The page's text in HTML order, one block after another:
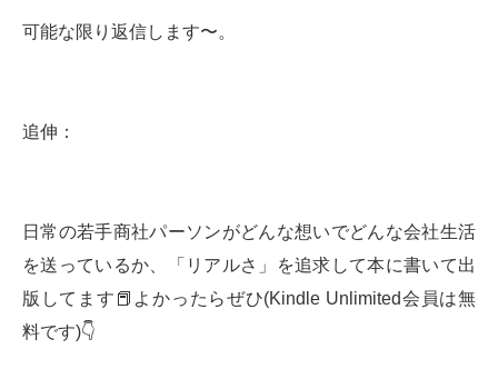
可能な限り返信します〜。
追伸：
日常の若手商社パーソンがどんな想いでどんな会社生活
を送っているか、「リアルさ」を追求して本に書いて出
版してます📕よかったらぜひ(Kindle Unlimited会員は無
料です)👇